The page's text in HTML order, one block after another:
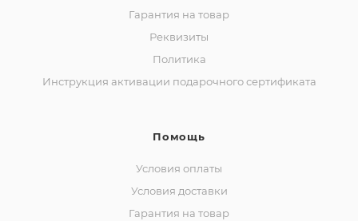
Гарантия на товар
Реквизиты
Политика
Инструкция активации подарочного сертификата
Помощь
Условия оплаты
Условия доставки
Гарантия на товар